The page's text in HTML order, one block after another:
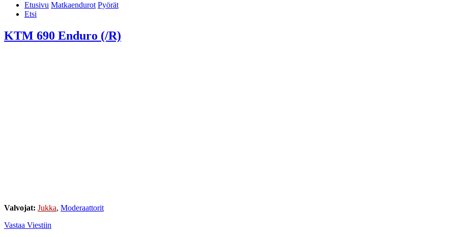
Etusivu Matkaendurot Pyörät
Etsi
KTM 690 Enduro (/R)
Valvojat: Jukka, Moderaattorit
Vastaa Viestiin